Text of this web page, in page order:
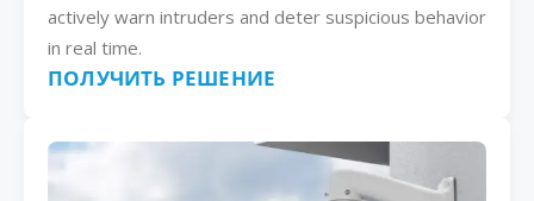
actively warn intruders and deter suspicious behavior
in real time.
ПОЛУЧИТЬ РЕШЕНИЕ